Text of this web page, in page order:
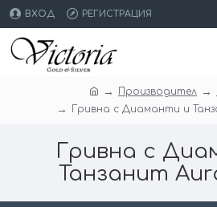
ВХОД РЕГИСТРАЦИЯ
Производител
Гривна с Диаманти и
Гривна с
Танзанит